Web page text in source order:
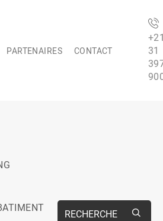
PARTENAIRES CONTACT
31
RECHERCHE